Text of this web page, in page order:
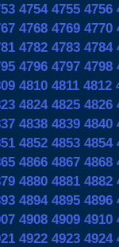
4754 4755 4756
4768 4769 4770
4782 4783 4784
4796 4797 4798
4810 4811 4812
4824 4825 4826
4838 4839 4840
4852 4853 4854
4866 4867 4868
4880 4881 4882
4894 4895 4896
4908 4909 4910
4922 4923 4924